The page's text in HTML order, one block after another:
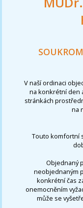
V naší ordinaci
na konkrétní den
stránkách
na
Touto komfortní
Objednaný
neobjednaným
konkrétní čas
onemocněním
může se